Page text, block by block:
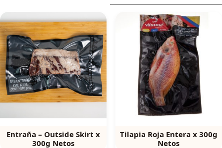
Entraña – Outside Skirt x
300g Netos
Tilapia Roja Entera x 300g
Netos